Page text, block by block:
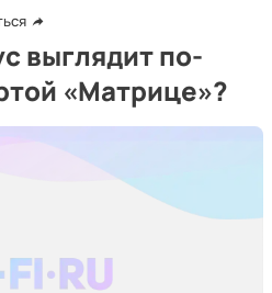
выглядит по-
«Матрице»?